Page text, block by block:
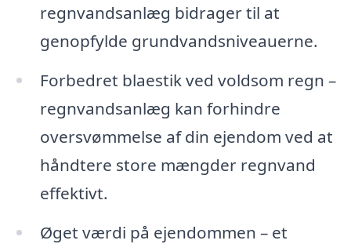
regnvandsanlæg bidrager til at
genopfylde grundvandsniveauerne.
Forbedret blaestik ved voldsom regn –
regnvandsanlæg kan forhindre
oversvømmelse af din ejendom ved at
håndtere store mængder regnvand
effektivt.
Øget værdi på ejendommen – et